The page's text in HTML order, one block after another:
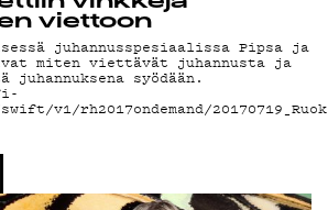
viettoon
juhannusspesiaalissa Pipsa ja
miten viettävät juhannusta ja
juhannuksena syödään.
v1/rh2017ondemand/